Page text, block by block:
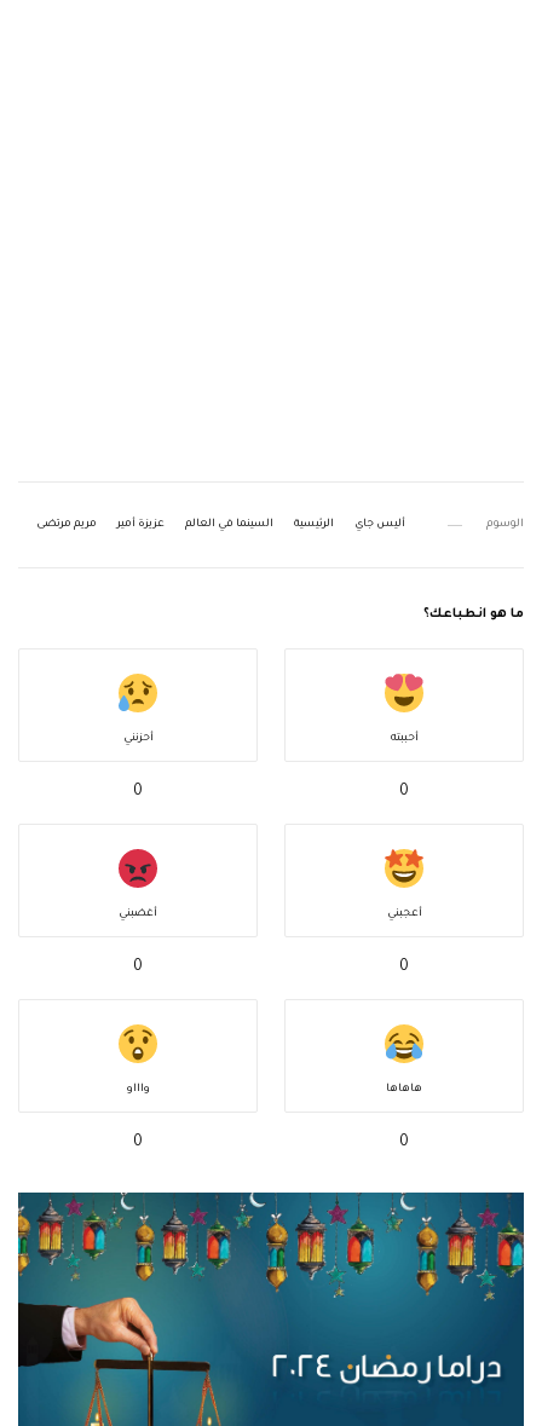
الوسوم أليس جاي الرئيسية السينما في العالم عزيزة أمير مريم مرتضى
ما هو انطباعك؟
أحببته
0
أحزنني
0
أعجبني
0
أغضبني
0
هاهاها
0
واااو
0